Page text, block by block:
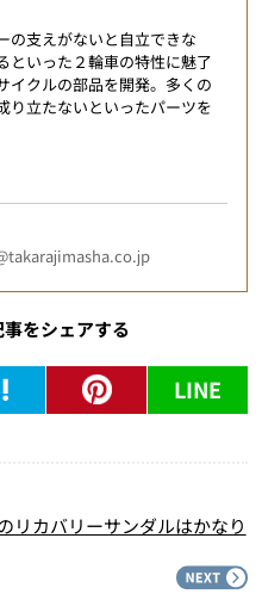
の支えがないと自立できな
といった２輪車の特性に魅了
イクルの部品を開発。多くの
り立たないといったパーツを
をシェアする
LINE
リカバリーサンダルはかなり